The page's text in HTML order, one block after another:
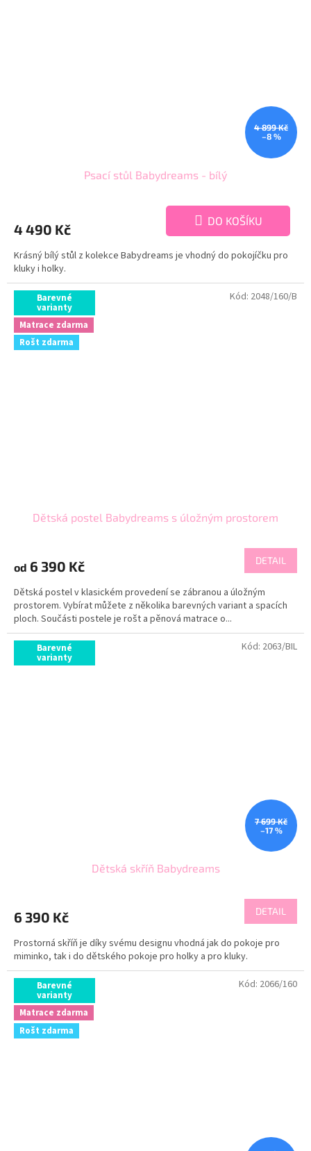
4 899 Kč
–8 %
Psací stůl Babydreams - bílý
4 490 Kč
DO KOŠÍKU
Krásný bílý stůl z kolekce Babydreams je vhodný do pokojíčku pro
kluky i holky.
Barevné
varianty
Matrace zdarma
Rošt zdarma
Dětská postel Babydreams s úložným prostorem
od 6 390 Kč DETAIL
Dětská postel v klasickém provedení se zábranou a úložným
prostorem. Vybírat můžete z několika barevných variant a spacích
ploch. Součásti postele je rošt a pěnová matrace o...
Kód: 2048/160/B
Barevné
varianty
7 699 Kč
–17 %
Dětská skříň Babydreams
6 390 Kč DETAIL
Prostorná skříň je díky svému designu vhodná jak do pokoje pro
miminko, tak i do dětského pokoje pro holky a pro kluky.
Kód: 2063/BIL
Barevné
varianty
Matrace zdarma
Rošt zdarma
Kód: 2066/160